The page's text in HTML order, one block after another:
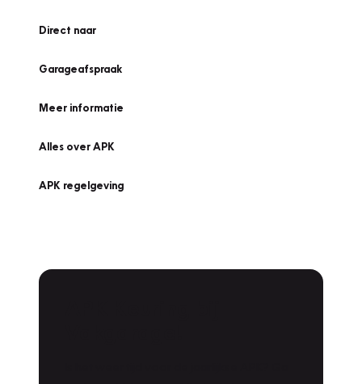
Direct naar
Garageafspraak
Meer informatie
Alles over APK
APK regelgeving